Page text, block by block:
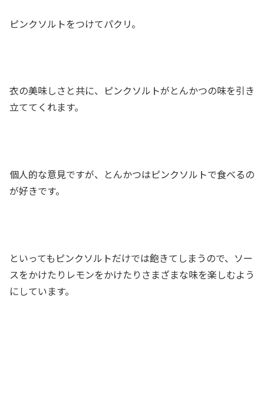
ピンクソルトをつけてパクリ。
衣の美味しさと共に、ピンクソルトがとんかつの味を引き
立ててくれます。
個人的な意見ですが、とんかつはピンクソルトで食べるの
が好きです。
といってもピンクソルトだけでは飽きてしまうので、ソー
スをかけたりレモンをかけたりさまざまな味を楽しむよう
にしています。